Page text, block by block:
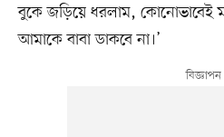
বুকে জড়িয়ে ধরলাম, কোনোভাবেই
আমাকে বাবা ডাকবে না।’